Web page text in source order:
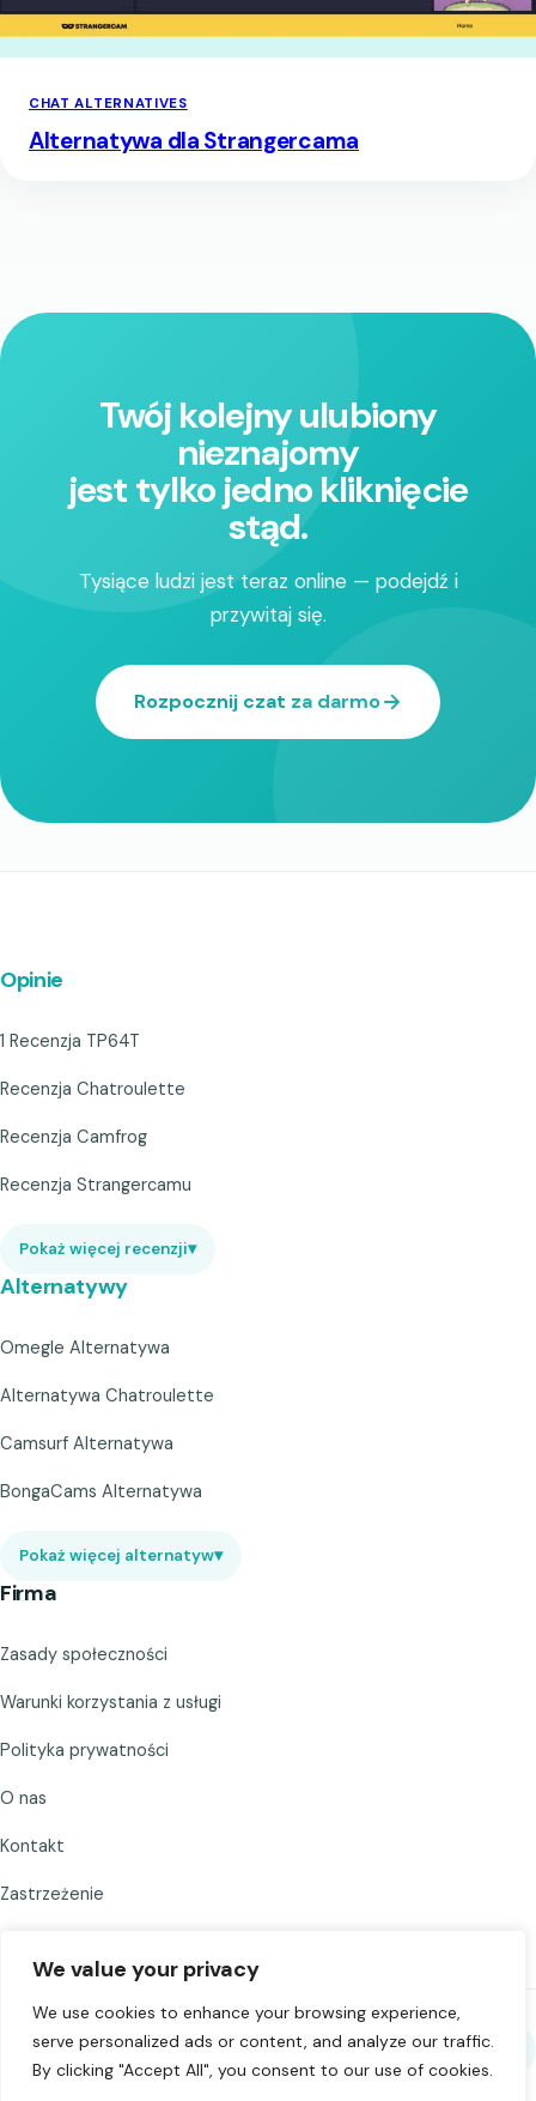
We value your privacy
We use cookies to enhance your browsing experience,
serve personalized ads or content, and analyze our traffic.
By clicking "Accept All", you consent to our use of cookies.
CHAT ALTERNATIVES
Alternatywa dla Strangercama
Twój kolejny ulubiony
nieznajomy
jest tylko jedno kliknięcie
stąd.
Tysiące ludzi jest teraz online — podejdź i
przywitaj się.
Rozpocznij czat za darmo
Opinie
1 Recenzja TP64T
Recenzja Chatroulette
Recenzja Camfrog
Recenzja Strangercamu
Pokaż więcej recenzji▾
Alternatywy
Omegle Alternatywa
Alternatywa Chatroulette
Camsurf Alternatywa
BongaCams Alternatywa
Pokaż więcej alternatyw▾
Firma
Zasady społeczności
Warunki korzystania z usługi
Polityka prywatności
O nas
Kontakt
Zastrzeżenie
Udostępnij Chat to Strangers